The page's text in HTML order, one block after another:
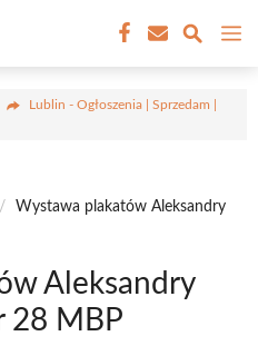
Lublin - Ogłoszenia | Sprzedam |
/
Wystawa plakatów Aleksandry
Aleksandry
28 MBP